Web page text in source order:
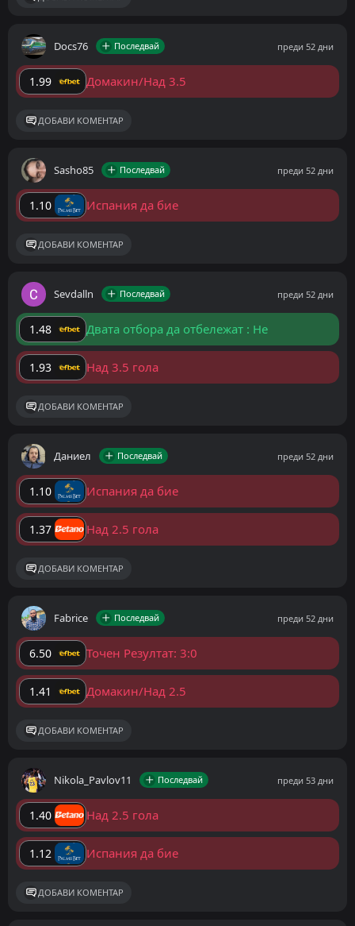
Docs76 Последвай преди 52 дни
1.99 Домакин/Над 3.5
ДОБАВИ КОМЕНТАР
Sasho85 Последвай преди 52 дни
1.10 Испания да бие
ДОБАВИ КОМЕНТАР
Sevdalln Последвай преди 52 дни
1.48 Двата отбора да отбележат : Не
1.93 Над 3.5 гола
ДОБАВИ КОМЕНТАР
Даниел Последвай преди 52 дни
1.10 Испания да бие
1.37 Над 2.5 гола
ДОБАВИ КОМЕНТАР
Fabrice Последвай преди 52 дни
6.50 Точен Резултат: 3:0
1.41 Домакин/Над 2.5
ДОБАВИ КОМЕНТАР
Nikola_Pavlov11 Последвай преди 53 дни
1.40 Над 2.5 гола
1.12 Испания да бие
ДОБАВИ КОМЕНТАР